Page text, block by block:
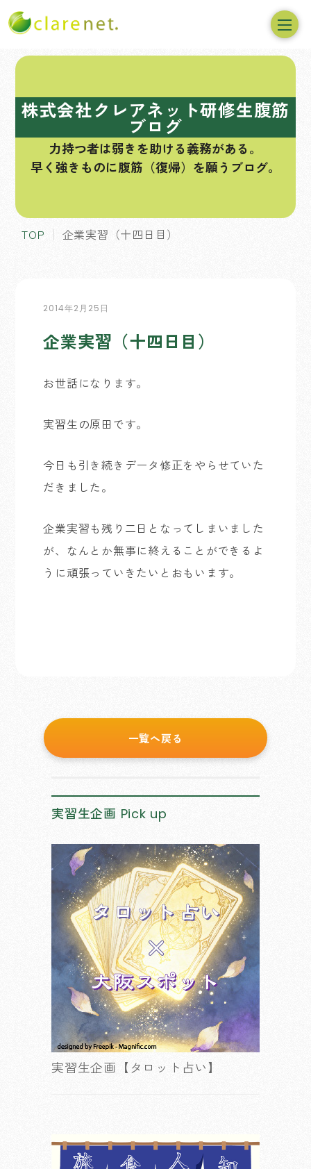
株式会社クレアネット研修生腹筋
ブログ
力持つ者は弱きを助ける義務がある。
早く強きものに腹筋（復帰）を願うブログ。
TOP 企業実習（十四日目）
2014年2月25日
企業実習（十四日目）
お世話になります。
実習生の原田です。
今日も引き続きデータ修正をやらせていた
だきました。
企業実習も残り二日となってしまいました
が、なんとか無事に終えることができるよ
うに頑張っていきたいとおもいます。
一覧へ戻る
実習生企画 Pick up
実習生企画【タロット占い】